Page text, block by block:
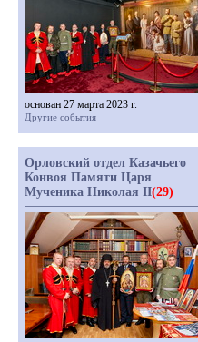
основан 27 марта 2023 г.
Другие события
Орловский отдел Казачьего
Конвоя Памяти Царя
Мученика Николая II(29)